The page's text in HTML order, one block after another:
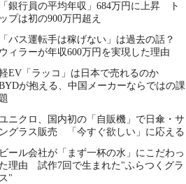
銀行員の平均年収」684万円に上昇 ト
プは初の900万円超え
バス運転手は稼げない」は過去の話？
ィラーが年収600万円を実現した理由
EV「ラッコ」は日本で売れるのか
が抱える、中国メーカーならではの課
ニクロ、国内初の「自販機」で日傘・サ
グラス販売 「今すぐ欲しい」に応える
ール会社が「まず一杯の水」にこだわっ
理由 試作7回で生まれた"ふらつくグラ
"